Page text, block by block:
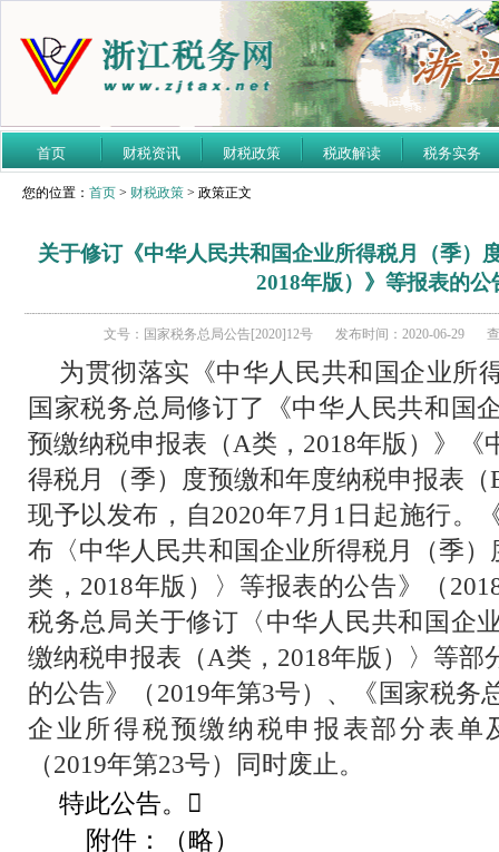
首页 财税资讯 财税政策 税政解读 税务实务
您的位置： 首页 > 财税政策 > 政策正文
关于修订《中华人民共和国企业所得税月（季）
2018年版）》等报表的公
文号：国家税务总局公告[2020]12号 发布时间：2020-06-29
为贯彻落实《中华人民共和国企业所
国家税务总局修订了《中华人民共和国
预缴纳税申报表（A类， 2018年版）》《
得税月（季）度预缴和年度纳税申报表（
现予以发布，自 2020年7 月 1 日起施行。
布〈中华人民共和国企业所得税月（季
类， 2018年版）〉等报表的公告》（
税务总局关于修订〈中华人民共和国企
缴纳税申报表（A类， 2018年版）〉等部
的公告》（ 2019年第3号）、《国家税务
企业所得税预缴纳税申报表部分表单
（2019年第23号）同时废止。
特此公告。
附件：（略）